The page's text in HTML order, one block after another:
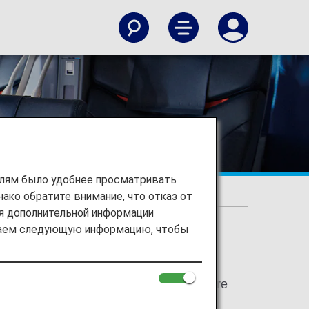
Flights]
Japan domestic flights have been
Class" respectively. There are
было удобнее просматривать
обратите внимание, что отказ от
информации
следующую информацию, чтобы